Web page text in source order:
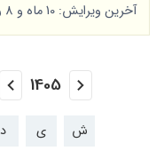
آخرین ویرایش: 10 ماه و 8 روز قبل
ش ی د